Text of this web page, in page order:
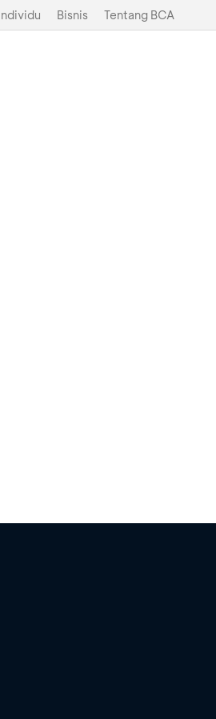
Bisnis Tentang BCA